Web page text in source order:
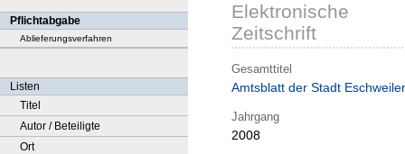
Pflichtabgabe
Ablieferungsverfahren
Listen
Titel
Autor / Beteiligte
Ort
Elektronische
Zeitschrift
Gesamttitel
Amtsblatt der Stadt Eschweiler
Jahrgang
2008